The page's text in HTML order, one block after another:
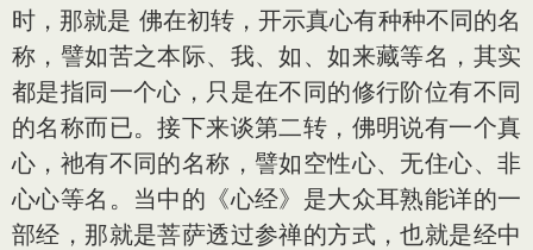
时，那就是 佛在初转，开示真心有种种不同的名
称，譬如苦之本际、我、如、如来藏等名，其实
都是指同一个心，只是在不同的修行阶位有不同
的名称而已。接下来谈第二转，佛明说有一个真
心，祂有不同的名称，譬如空性心、无住心、非
心心等名。当中的《心经》是大众耳熟能详的一
部经，那就是菩萨透过参禅的方式，也就是经中